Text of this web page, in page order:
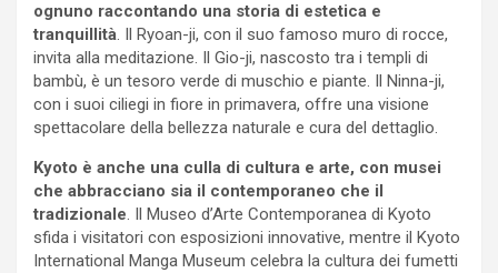
ognuno raccontando una storia di estetica e
tranquillità. Il Ryoan-ji, con il suo famoso muro di rocce,
invita alla meditazione. Il Gio-ji, nascosto tra i templi di
bambù, è un tesoro verde di muschio e piante. Il Ninna-ji,
con i suoi ciliegi in fiore in primavera, offre una visione
spettacolare della bellezza naturale e cura del dettaglio.
Kyoto è anche una culla di cultura e arte, con musei
che abbracciano sia il contemporaneo che il
tradizionale. Il Museo d’Arte Contemporanea di Kyoto
sfida i visitatori con esposizioni innovative, mentre il Kyoto
International Manga Museum celebra la cultura dei fumetti